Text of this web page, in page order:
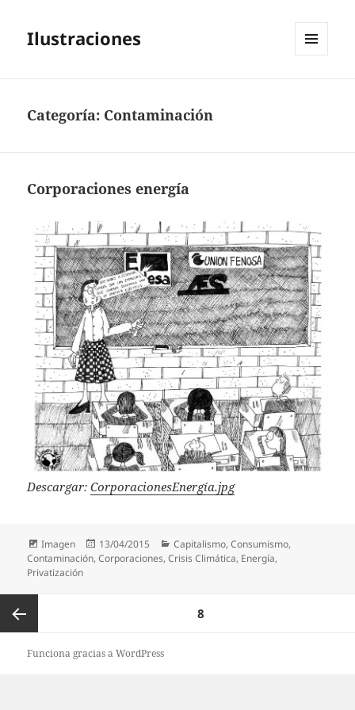
Ilustraciones
Categoría: Contaminación
Corporaciones energía
Descargar:CorporacionesEnergía.jpg
Formato
Imagen
Publicado
el
13/04/2015 Categorías
Capitalismo,Consumismo,
Contaminación,Corporaciones,Crisis Climática, Energía,
Privatización
Página
PÁGINA8
Funciona gracias a WordPress